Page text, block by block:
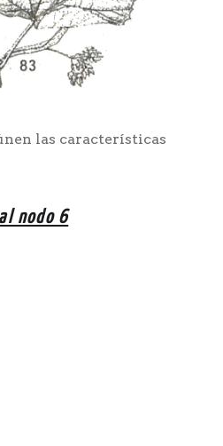
las características
nodo 6